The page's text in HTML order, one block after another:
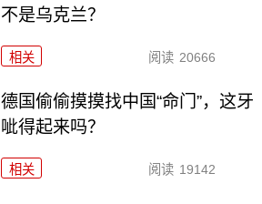
不是乌克兰？
相关 阅读 20666
德国偷偷摸摸找中国“命门”，这牙
呲得起来吗？
相关 阅读 19142